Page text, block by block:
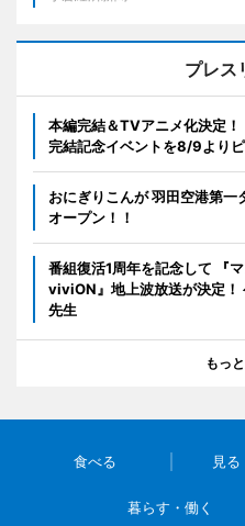
プレス
本編完結＆TVアニメ化決定！
完結記念イベントを8/9より
おにぎりこんが 羽田空港第
オープン！！
番組復活1周年を記念して 『
viviON』地上波放送が決定！
先生
もっ
食べる 見る
暮らす・働く